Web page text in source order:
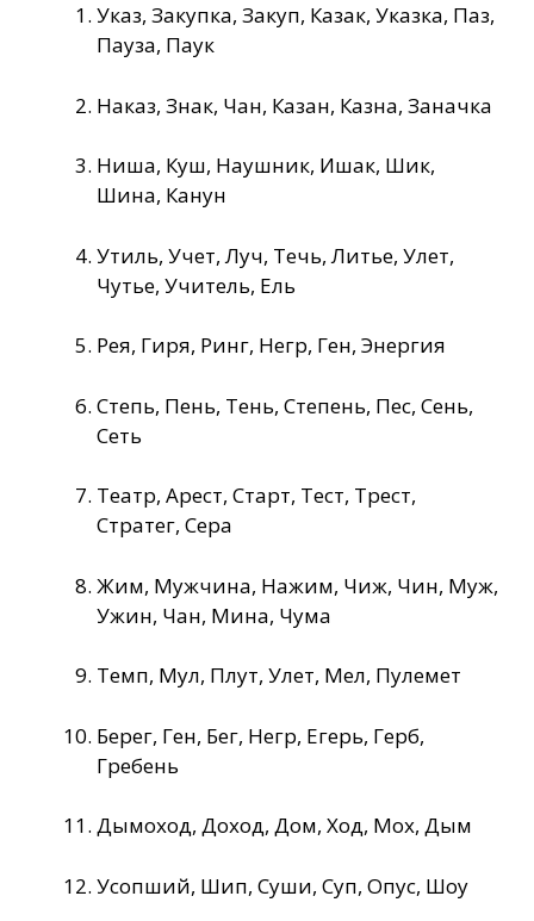
Указ, Закупка, Закуп, Казак, Указка, Паз,
Пауза, Паук
Наказ, Знак, Чан, Казан, Казна, Заначка
Ниша, Куш, Наушник, Ишак, Шик,
Шина, Канун
Утиль, Учет, Луч, Течь, Литье, Улет,
Чутье, Учитель, Ель
Рея, Гиря, Ринг, Негр, Ген, Энергия
Степь, Пень, Тень, Степень, Пес, Сень,
Сеть
Театр, Арест, Старт, Тест, Трест,
Стратег, Сера
Жим, Мужчина, Нажим, Чиж, Чин, Муж,
Ужин, Чан, Мина, Чума
Темп, Мул, Плут, Улет, Мел, Пулемет
Берег, Ген, Бег, Негр, Егерь, Герб,
Гребень
Дымоход, Доход, Дом, Ход, Мох, Дым
Усопший, Шип, Суши, Суп, Опус, Шоу